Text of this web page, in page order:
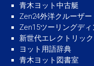
青木ヨット中古艇
Zen24外洋クルーザー
Zen15ツーリングディ
新世代エレクトリッ
ヨット用語辞典
青木ヨット図書室